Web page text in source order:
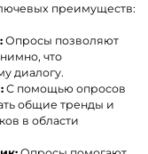
преимуществ:
Опросы позволяют
что
диалогу.
С помощью опросов
общие тренды и
в области